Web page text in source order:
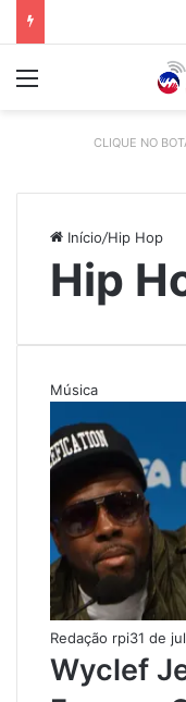
CLIQUE NO
Início/Hip Hop
Hip
Música
Redação rpi31 de
Wyclef